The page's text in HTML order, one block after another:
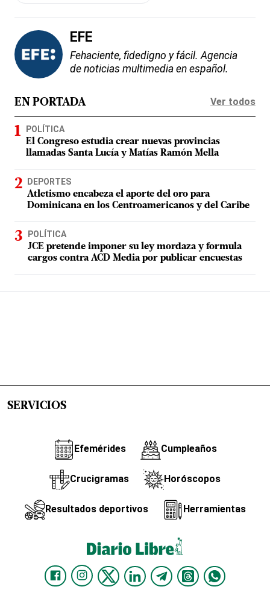
EFE
Fehaciente, fidedigno y fácil. Agencia
de noticias multimedia en español.
EN PORTADA Ver todos
POLÍTICA
El Congreso estudia crear nuevas provincias
llamadas Santa Lucía y Matías Ramón Mella
DEPORTES
Atletismo encabeza el aporte del oro para
Dominicana en los Centroamericanos y del Caribe
POLÍTICA
JCE pretende imponer su ley mordaza y formula
cargos contra ACD Media por publicar encuestas
SERVICIOS
Efemérides Cumpleaños
Crucigramas Horóscopos
Resultados deportivos Herramientas